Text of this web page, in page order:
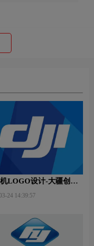
LOGO设计-大疆创新
24 14:39:57